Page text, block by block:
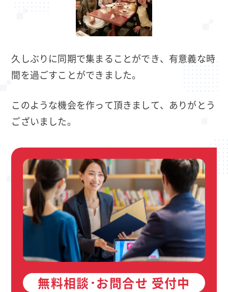
久しぶりに同期で集まることができ、有意義な時
間を過ごすことができました。
このような機会を作って頂きまして、ありがとう
ございました。
無料相談･お問合せ 受付中